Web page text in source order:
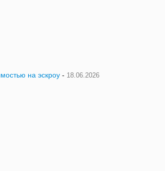
на эскроу - 18.06.2026